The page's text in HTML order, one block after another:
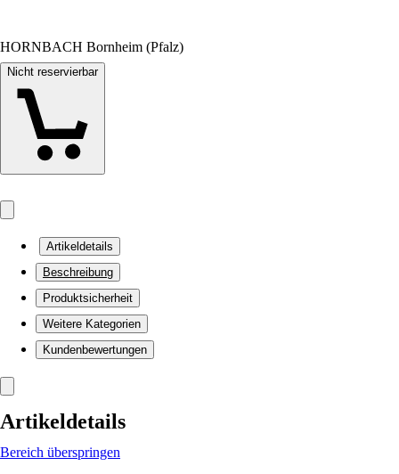
HORNBACH Bornheim (Pfalz)
Nicht reservierbar
Artikeldetails
Beschreibung
Produktsicherheit
Weitere Kategorien
Kundenbewertungen
Artikeldetails
Bereich überspringen